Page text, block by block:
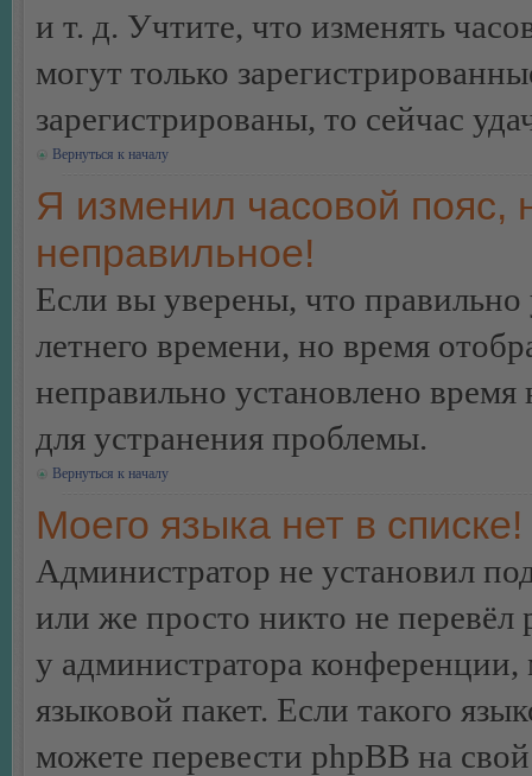
и т. д. Учтите, что изменять
могут только
зарегистрированы, то сейчас
Вернуться к началу
Я изменил часовой пояс,
неправильное!
Если вы уверены, что правильно
летнего времени, но время
неправильно установлено
для устранения проблемы.
Вернуться к началу
Моего языка нет в списке!
Администратор не установил
или же просто никто не
у администратора
языковой пакет. Если такого
можете перевести phpBB на